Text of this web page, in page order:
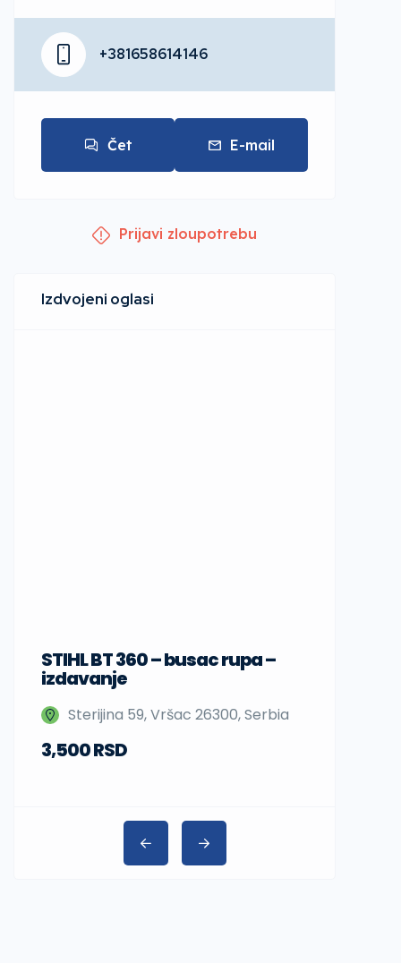
+381658614146
Čet E-mail
Prijavi zloupotrebu
STIHL BT 360 – busac rupa –
izdavanje
Sterijina 59, Vršac 26300, Serbia
3,500 RSD